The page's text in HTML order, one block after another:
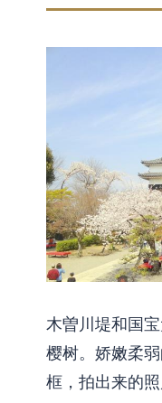
木曽川堤和国
樱树。娇嫩柔
框，拍出来的照